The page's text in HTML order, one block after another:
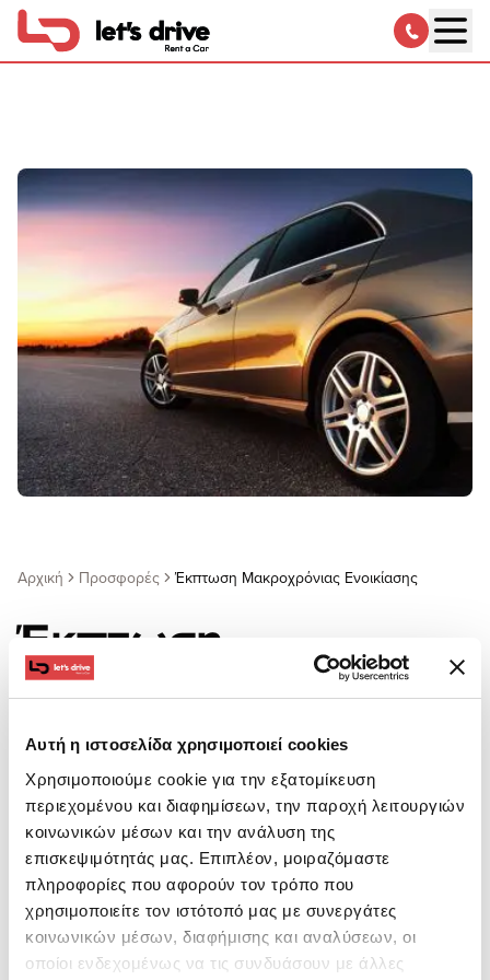
Αυτή η ιστοσελίδα χρησιμοποιεί cookies
Χρησιμοποιούμε cookie για την εξατομίκευση
περιεχομένου και διαφημίσεων, την παροχή λειτουργιών
κοινωνικών μέσων και την ανάλυση της
επισκεψιμότητάς μας. Επιπλέον, μοιραζόμαστε
πληροφορίες που αφορούν τον τρόπο που
χρησιμοποιείτε τον ιστότοπό μας με συνεργάτες
κοινωνικών μέσων, διαφήμισης και αναλύσεων, οι
οποίοι ενδεχομένως να τις συνδυάσουν με άλλες
Αρχική Προσφορές Έκπτωση Μακροχρόνιας Ενοικίασης
Έκπτωση
Μακροχρόνιας
Ενοικίασης
Κάντε κράτηση για ένα μήνα ή περισσότερο και
εξοικονομήστε έως και 10%. Η καλύτερη αξία για
παρατεταμένη διαμονή!